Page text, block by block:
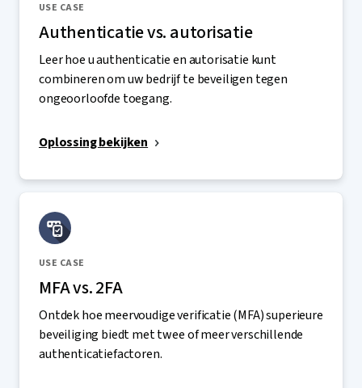
USE CASE
Authenticatie vs. autorisatie
Leer hoe u authenticatie en autorisatie kunt
combineren om uw bedrijf te beveiligen tegen
ongeoorloofde toegang.
Oplossing bekijken
USE CASE
MFA vs. 2FA
Ontdek hoe meervoudige verificatie (MFA) superieure
beveiliging biedt met twee of meer verschillende
authenticatiefactoren.